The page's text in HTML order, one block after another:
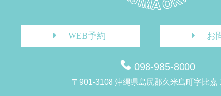
WEB予約 お
098-985-8000
〒901-3108 沖縄県島尻郡久米島町字比嘉